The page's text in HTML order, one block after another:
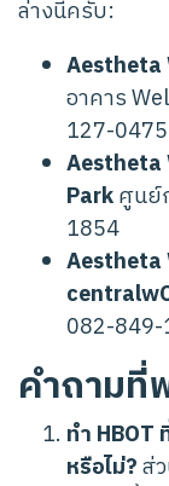
ล่างนี้ครับ:
Aestheta
อาคาร
127-0475
Aestheta
Parkศูนย์
1854
Aestheta
082-
คำถามที่
ทำ HBOT
หรือไม่?ส่